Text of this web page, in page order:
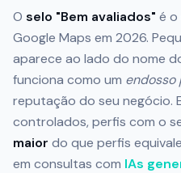
O selo "Bem avaliados" é
Google Maps em 2026.
aparece ao lado do nome
funciona como um endosso
reputação do seu negócio.
controlados, perfis com o
maior do que perfis
em consultas com IAs